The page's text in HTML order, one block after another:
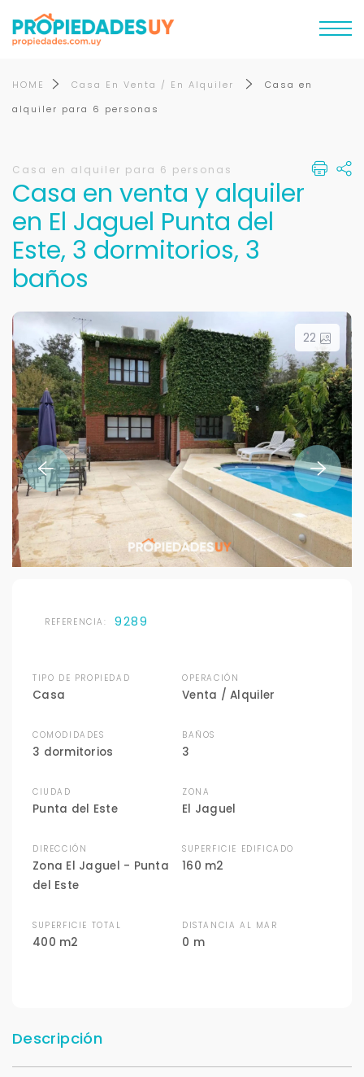
HOME Casa En Venta / En Alquiler
Casa en
alquiler para 6 personas
Casa en alquiler para 6 personas
Casa en venta y alquiler
en El Jaguel Punta del
Este, 3 dormitorios, 3
baños
22
REFERENCIA: 9289
TIPO DE PROPIEDAD
Casa
OPERACIÓN
Venta / Alquiler
COMODIDADES
3 dormitorios
BAÑOS
3
CIUDAD
Punta del Este
ZONA
El Jaguel
DIRECCIÓN
Zona El Jaguel - Punta
del Este
SUPERFICIE EDIFICADO
160 m2
SUPERFICIE TOTAL
400 m2
DISTANCIA AL MAR
0 m
Descripción